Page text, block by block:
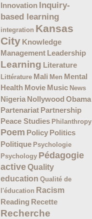
Innovation Inquiry-
based learning
integration Kansas
City Knowledge
Management Leadership
Learning Literature
Littérature Mali Men Mental
Health Movie Music News
Nigeria Nollywood Obama
Partenariat Partnership
Peace Studies Philanthropy
Poem Policy Politics
Politique Psychologie
Psychology Pédagogie
active Quality
education Qualité de
l'éducation Racism
Reading Recette
Recherche